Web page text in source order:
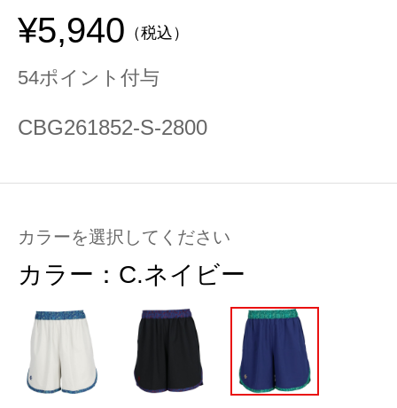
¥5,940 （税込）
54ポイント付与
CBG261852-S-2800
カラーを選択してください
カラー： C.ネイビー